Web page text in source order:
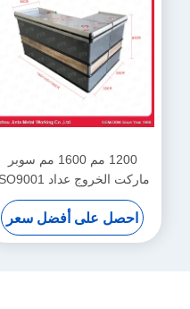
1200 مم 1600 مم سوبر
ماركت الخروج عداد ISO9001
البيع بالتجزئة الخروج عداد
احصل على أفضل سعر